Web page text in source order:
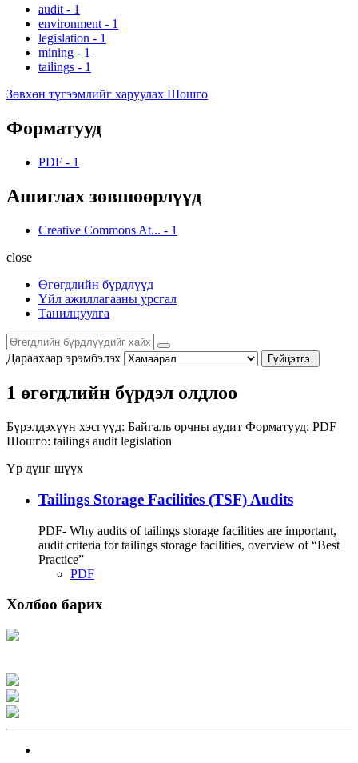
audit - 1
environment - 1
legislation - 1
mining - 1
tailings - 1
Зөвхөн түгээмлийг харуулах Шошго
Форматууд
PDF - 1
Ашиглах зөвшөөрлүүд
Creative Commons At... - 1
close
Өгөгдлийн бүрдлүүд
Үйл ажиллагааны урсгал
Танилцуулга
Дараахаар эрэмбэлэх Гүйцэтгэ.
1 өгөгдлийн бүрдэл олдлоо
Бүрэлдэхүүн хэсгүүд: Байгаль орчны аудит Форматууд: PDF
Шошго: tailings audit legislation
Үр дүнг шүүх
Tailings Storage Facilities (TSF) Audits
PDF- Why audits of tailings storage facilities are important,
audit criteria for tailings storage facilities, overview of “Best
Practice”
PDF
Холбоо барих